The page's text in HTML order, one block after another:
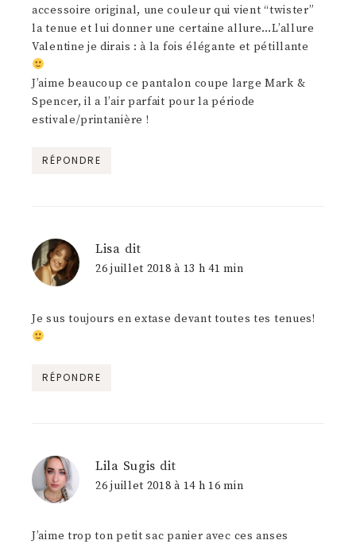
accessoire original, une couleur qui vient “twister”
la tenue et lui donner une certaine allure…L’allure
Valentine je dirais : à la fois élégante et pétillante
J’aime beaucoup ce pantalon coupe large Mark &
Spencer, il a l’air parfait pour la période
estivale/printanière !
RÉPONDRE
Lisa dit
26 juillet 2018 à 13 h 41 min
Je sus toujours en extase devant toutes tes tenues!
RÉPONDRE
Lila Sugis dit
26 juillet 2018 à 14 h 16 min
J’aime trop ton petit sac panier avec ces anses